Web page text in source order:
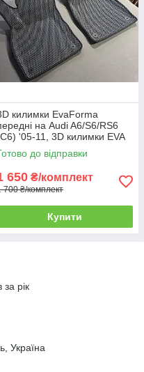
килимки EvaForma
на Audi A6/S6/RS6
'05-11, 3D килимки EVA
до відправки
650 ₴/комплект
700 ₴/комплект
Купити
за рік
Україна